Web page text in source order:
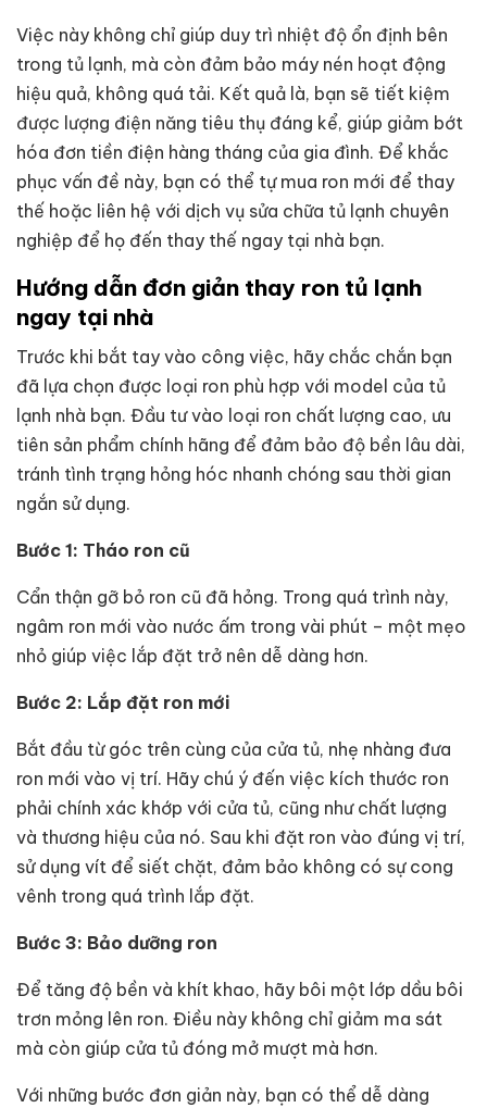
Việc này không chỉ giúp duy trì nhiệt độ ổn định bên
trong tủ lạnh, mà còn đảm bảo máy nén hoạt động
hiệu quả, không quá tải. Kết quả là, bạn sẽ tiết kiệm
được lượng điện năng tiêu thụ đáng kể, giúp giảm bớt
hóa đơn tiền điện hàng tháng của gia đình. Để khắc
phục vấn đề này, bạn có thể tự mua ron mới để thay
thế hoặc liên hệ với dịch vụ sửa chữa tủ lạnh chuyên
nghiệp để họ đến thay thế ngay tại nhà bạn.
Hướng dẫn đơn giản thay ron tủ lạnh
ngay tại nhà
Trước khi bắt tay vào công việc, hãy chắc chắn bạn
đã lựa chọn được loại ron phù hợp với model của tủ
lạnh nhà bạn. Đầu tư vào loại ron chất lượng cao, ưu
tiên sản phẩm chính hãng để đảm bảo độ bền lâu dài,
tránh tình trạng hỏng hóc nhanh chóng sau thời gian
ngắn sử dụng.
Bước 1: Tháo ron cũ
Cẩn thận gỡ bỏ ron cũ đã hỏng. Trong quá trình này,
ngâm ron mới vào nước ấm trong vài phút – một mẹo
nhỏ giúp việc lắp đặt trở nên dễ dàng hơn.
Bước 2: Lắp đặt ron mới
Bắt đầu từ góc trên cùng của cửa tủ, nhẹ nhàng đưa
ron mới vào vị trí. Hãy chú ý đến việc kích thước ron
phải chính xác khớp với cửa tủ, cũng như chất lượng
và thương hiệu của nó. Sau khi đặt ron vào đúng vị trí,
sử dụng vít để siết chặt, đảm bảo không có sự cong
vênh trong quá trình lắp đặt.
Bước 3: Bảo dưỡng ron
Để tăng độ bền và khít khao, hãy bôi một lớp dầu bôi
trơn mỏng lên ron. Điều này không chỉ giảm ma sát
mà còn giúp cửa tủ đóng mở mượt mà hơn.
Với những bước đơn giản này, bạn có thể dễ dàng